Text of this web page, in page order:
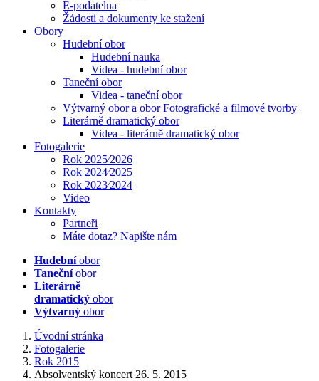
E-podatelna
Žádosti a dokumenty ke stažení
Obory
Hudební obor
Hudební nauka
Videa - hudební obor
Taneční obor
Videa - taneční obor
Výtvarný obor a obor Fotografické a filmové tvorby
Literárně dramatický obor
Videa - literárně dramatický obor
Fotogalerie
Rok 2025⁄2026
Rok 2024⁄2025
Rok 2023⁄2024
Video
Kontakty
Partneři
Máte dotaz? Napište nám
Hudebníobor
Tanečníobor
Literárně
dramatický obor
Výtvarný obor
Úvodní stránka
Fotogalerie
Rok 2015
Absolventský koncert 26. 5. 2015